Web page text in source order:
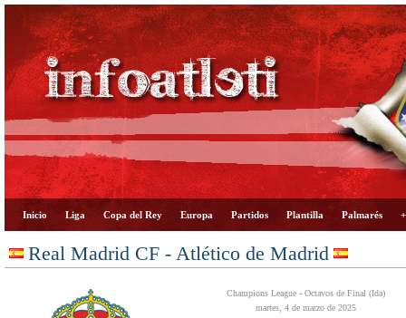
Inicio Liga Copa del Rey Europa Partidos Plantilla Palmarés
Real Madrid CF - Atlético de Madrid
Champions League - Octavos de Final (Ida)
martes, 4 de marzo de 2025